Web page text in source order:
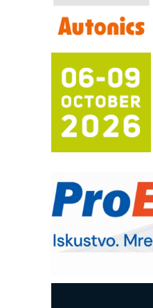
RILINEX
FANUC: Najbolje
Efikasno
Automatizacija
(Shelf-Ready)
Potpuna
sistema
Trajna oznaka
IB
poverenja u
RMQ-TITAN
– Pametna
upravljanje
era CNC merenja